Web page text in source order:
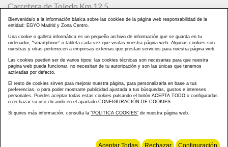
Carretera de Toledo Km 12,5,
28905 Getafe - Madrid
Teléfono directo615 61 60 30
Programa
Inscribirse
Imágenes de la
Empresas
Colaboradoras
Anteriores
Contacto
Formulario de
Aviso Legal
Política Privacidad
Bienvenida/o a la información básica sobre las cookies de la página web responsabilidad de la
entidad: EGYO Madrid y Zona Centro.
Una cookie o galleta informática es un pequeño archivo de información que se guarda en tu
ordenador, “smartphone” o tableta cada vez que visitas nuestra página web. Algunas cookies son
nuestras y otras pertenecen a empresas externas que prestan servicios para nuestra página web.
Las cookies pueden ser de varios tipos: las cookies técnicas son necesarias para que nuestra
página web pueda funcionar, no necesitan de tu autorización y son las únicas que tenemos
activadas por defecto.
El resto de cookies sirven para mejorar nuestra página, para personalizarla en base a tus
preferencias, o para poder mostrarte publicidad ajustada a tus búsquedas, gustos e intereses
personales. Puedes aceptar todas estas cookies pulsando el botón ACEPTA TODO o configurarlas
o rechazar su uso clicando en el apartado CONFIGURACIÓN DE COOKIES.
Si quires más información, consulta la “POLITICA COOKIES” de nuestra página web.
Aceptar Todas Rechazar Configuración